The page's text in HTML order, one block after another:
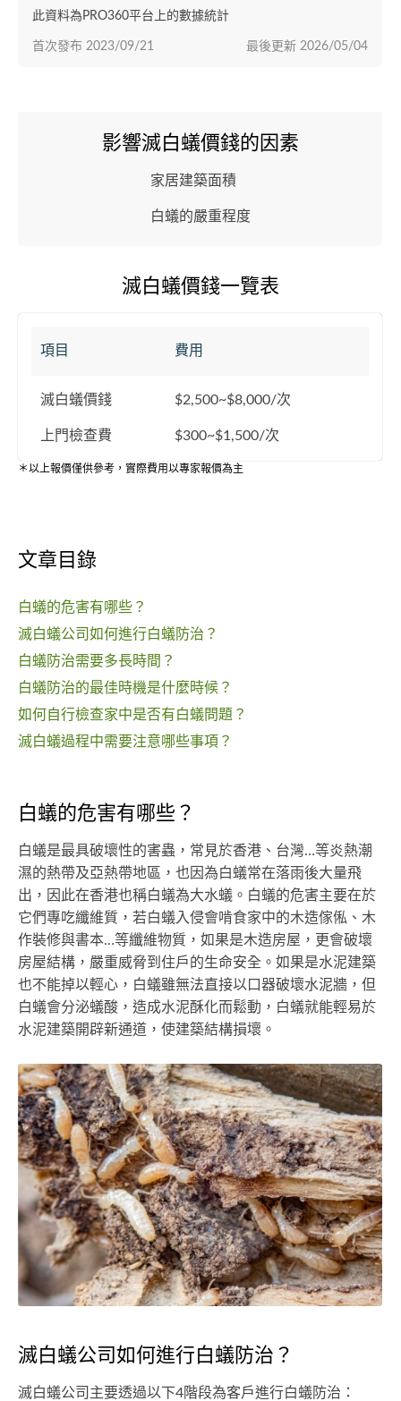
此資料為PRO360平台上的數據統計
最後更新 2026/05/04
首次發布 2023/09/21
影響滅白蟻價錢的因素
家居建築面積
白蟻的嚴重程度
滅白蟻價錢一覽表
項目 費用
滅白蟻價錢 $2,500~$8,000/次
上門檢查費 $300~$1,500/次
＊以上報價僅供參考，實際費用以專家報價為主
文章目錄
白蟻的危害有哪些？
滅白蟻公司如何進行白蟻防治？
白蟻防治需要多長時間？
白蟻防治的最佳時機是什麼時候？
如何自行檢查家中是否有白蟻問題？
滅白蟻過程中需要注意哪些事項？
白蟻的危害有哪些？
白蟻是最具破壞性的害蟲，常見於香港、台灣…等炎熱潮
濕的熱帶及亞熱帶地區，也因為白蟻常在落雨後大量飛
出，因此在香港也稱白蟻為大水蟻。白蟻的危害主要在於
它們專吃纖維質，若白蟻入侵會啃食家中的木造傢俬、木
作裝修與書本…等纖維物質，如果是木造房屋，更會破壞
房屋結構，嚴重威脅到住戶的生命安全。如果是水泥建築
也不能掉以輕心，白蟻雖無法直接以口器破壞水泥牆，但
白蟻會分泌蟻酸，造成水泥酥化而鬆動，白蟻就能輕易於
水泥建築開辟新通道，使建築結構損壞。
滅白蟻公司如何進行白蟻防治？
滅白蟻公司主要透過以下4階段為客戶進行白蟻防治：